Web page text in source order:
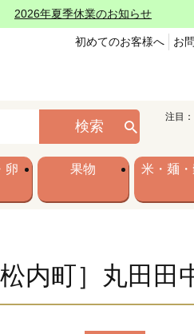
2026年夏季休業のお知らせ
初めてのお客様へ お
検索
注目：
卵 果物 米・麺
松内町］丸田